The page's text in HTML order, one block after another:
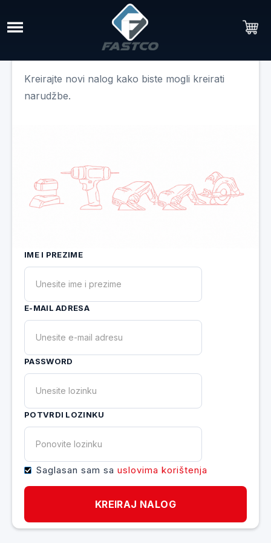
REGISTRACIJA
Kreirajte novi nalog kako biste mogli kreirati
narudžbe.
IME I PREZIME
E-MAIL ADRESA
PASSWORD
POTVRDI LOZINKU
Saglasan sam sa uslovima korištenja
KREIRAJ NALOG